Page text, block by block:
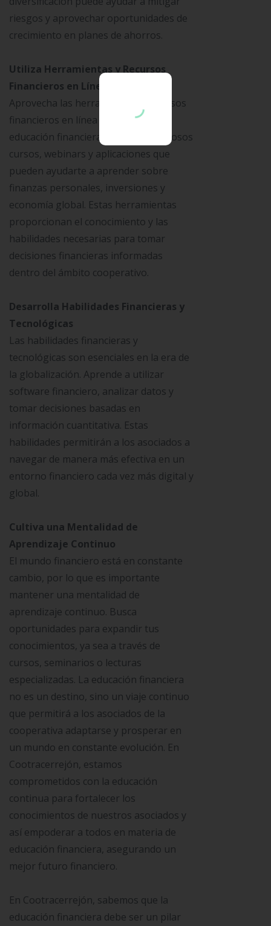
riesgos y aprovechar oportunidades de
crecimiento en planes de ahorros.
Utiliza Herramientas y Recursos
Financieros en Línea
Aprovecha las herramientas y recursos
financieros en línea para mejorar tu
educación financiera. Existen numerosos
cursos, webinars y aplicaciones que
pueden ayudarte a aprender sobre
finanzas personales, inversiones y
economía global. Estas herramientas
proporcionan el conocimiento y las
habilidades necesarias para tomar
decisiones financieras informadas
dentro del ámbito cooperativo.
Desarrolla Habilidades Financieras y
Tecnológicas
Las habilidades financieras y
tecnológicas son esenciales en la era de
la globalización. Aprende a utilizar
software financiero, analizar datos y
tomar decisiones basadas en
información cuantitativa. Estas
habilidades permitirán a los asociados a
navegar de manera más efectiva en un
entorno financiero cada vez más digital y
global.
Cultiva una Mentalidad de
Aprendizaje Continuo
El mundo financiero está en constante
cambio, por lo que es importante
mantener una mentalidad de
aprendizaje continuo. Busca
oportunidades para expandir tus
conocimientos, ya sea a través de
cursos, seminarios o lecturas
especializadas. La educación financiera
no es un destino, sino un viaje continuo
que permitirá a los asociados de la
cooperativa adaptarse y prosperar en
un mundo en constante evolución. En
Cootracerrejón, estamos
comprometidos con la educación
continua para fortalecer los
conocimientos de nuestros asociados y
así empoderar a todos en materia de
educación financiera, asegurando un
mejor futuro financiero.
En Cootracerrejón, sabemos que la
educación financiera debe ser un pilar